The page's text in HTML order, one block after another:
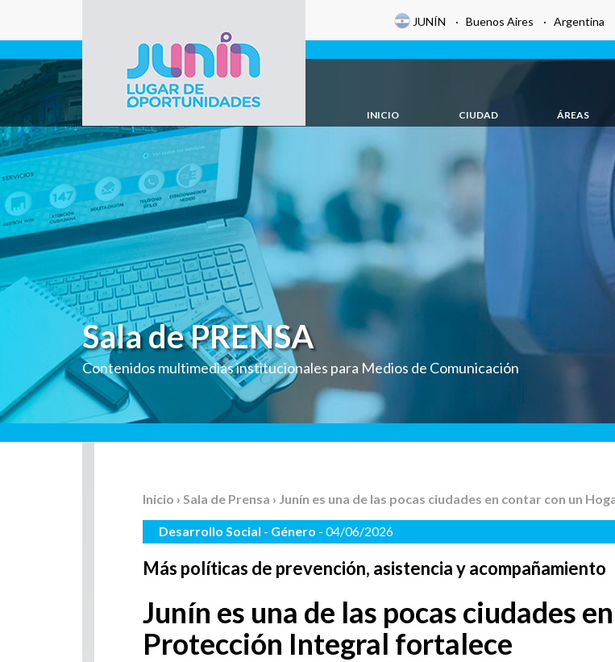
Gobierno de
Junín
JUNÍN · Buenos Aires · Argentina
INICIO CIUDAD ÁREAS
Sala de PRENSA
Contenidos multimedias institucionales para Medios de Comunicación
Inicio › Sala de Prensa › Junín es una de las pocas ciudades en contar con un
Desarrollo Social - Género - 04/06/2026
Más políticas de prevención, asistencia y acompañamiento
Junín es una de las pocas ciudades
Protección Integral fortalece